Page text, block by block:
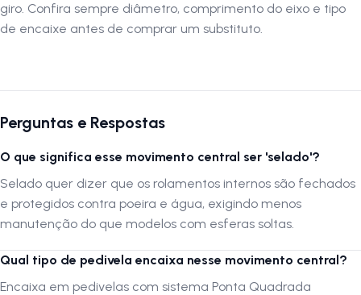
giro. Confira sempre diâmetro, comprimento do eixo e tipo
de encaixe antes de comprar um substituto.
Perguntas e Respostas
O que significa esse movimento central ser 'selado'?
Selado quer dizer que os rolamentos internos são fechados
e protegidos contra poeira e água, exigindo menos
manutenção do que modelos com esferas soltas.
Qual tipo de pedivela encaixa nesse movimento central?
Encaixa em pedivelas com sistema Ponta Quadrada